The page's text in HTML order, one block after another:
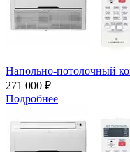
Напольно-потолочный
271 000 ₽
Подробнее